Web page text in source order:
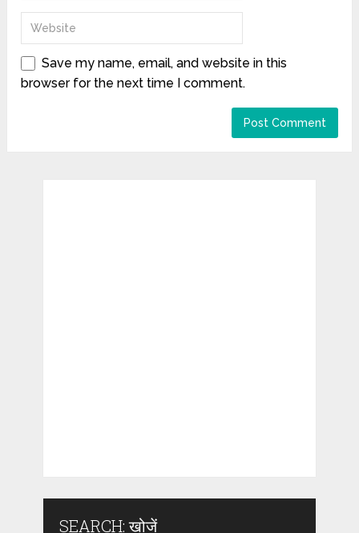
Save my name, email, and website in this
browser for the next time I comment.
SEARCH: खोजें